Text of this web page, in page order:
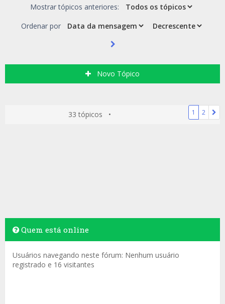
Mostrar tópicos anteriores:
Ordenar por
Novo Tópico
33 tópicos • 1 2
Quem está online
Usuários navegando neste fórum: Nenhum usuário
registrado e 16 visitantes